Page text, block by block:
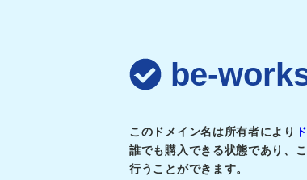
be-
このドメイン名は所有者により
誰でも購入できる状態であり、
行うことができます。